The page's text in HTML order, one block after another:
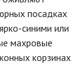
посадках
синими или
махровые
корзинах